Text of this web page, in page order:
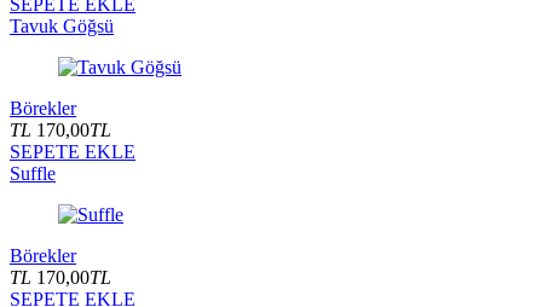
SEPETE EKLE
Tavuk Göğsü
Börekler
TL 170,00TL
SEPETE EKLE
Suffle
Börekler
TL 170,00TL
SEPETE EKLE